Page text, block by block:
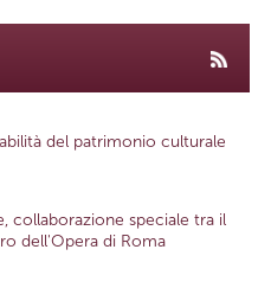
del patrimonio culturale
collaborazione speciale tra il
dell'Opera di Roma